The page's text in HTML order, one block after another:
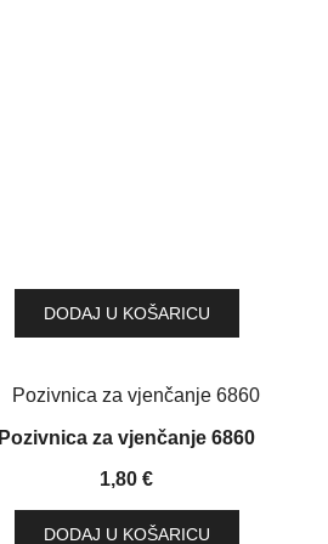
DODAJ U KOŠARICU
Pozivnica za vjenčanje 6860
1,80 €
DODAJ U KOŠARICU